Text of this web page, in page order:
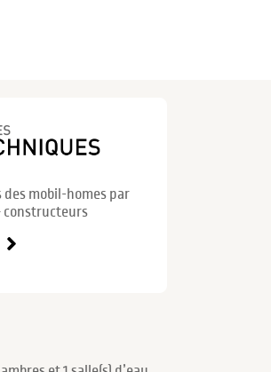
des mobil-homes par
constructeurs